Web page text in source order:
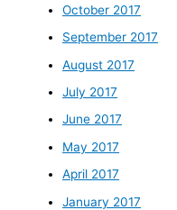
October 2017
September 2017
August 2017
July 2017
June 2017
May 2017
April 2017
January 2017